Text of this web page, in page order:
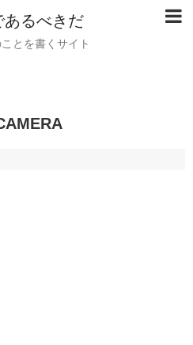
あるべきだ
とを書くサイト